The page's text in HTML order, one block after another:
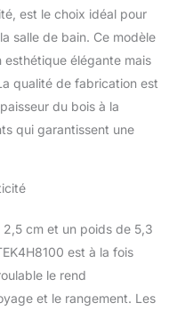
est le choix idéal pour
salle de bain. Ce modèle
esthétique élégante mais
qualité de fabrication est
du bois à la
qui garantissent une
cm et un poids de 5,3
est à la fois
le rend
et le rangement. Les